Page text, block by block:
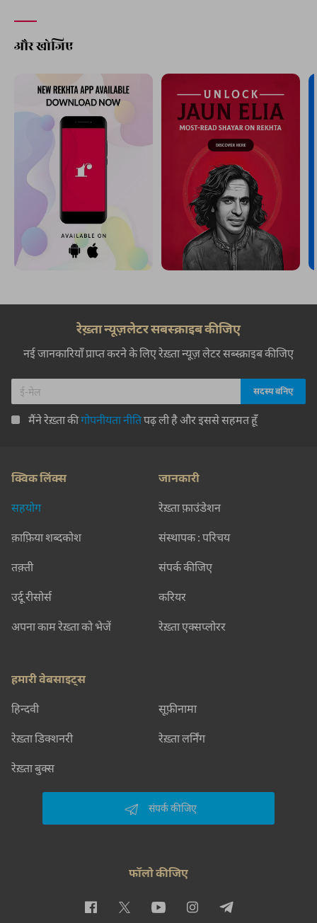
और खोजिए
रेख़्ता न्यूज़लेटर सबस्क्राइब कीजिए
नई जानकारियाँ प्राप्त करने के लिए रेख़्ता न्यूज़ लेटर सब्स्क्राइब कीजिए
मैंने रेख़्ता कीगोपनीयता नीतिपढ़ ली है और इससे सहमत हूँ
क्विक लिंक्स
सहयोग
क़ाफ़िया शब्दकोश
तक़्ती
उर्दू रीसोर्स
अपना काम रेख़्ता को भेजें
जानकारी
रेख़्ता फ़ाउंडेशन
संस्थापक : परिचय
संपर्क कीजिए
करियर
रेख़्ता एक्सप्लोरर
हमारी वेबसाइट्स
हिन्दवी सूफ़ीनामा
रेख़्ता डिक्शनरी रेख़्ता लर्निंग
रेख़्ता बुक्स
संपर्क कीजिए
फॉलो कीजिए